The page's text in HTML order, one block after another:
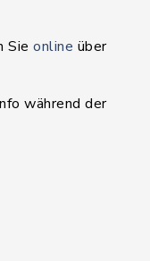
Sie online über
während der